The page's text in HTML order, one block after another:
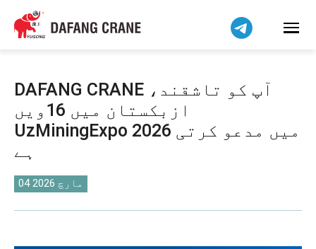
DAFANG CRANE آپ کو تاشقند،
ازبکستان میں 16ویں
UzMiningExpo 2026 میں مدعو کرتی
ہے
04 مارچ 2026
हिन्दी
Bahasa Indonesia
简体中文
বাংলা
فارسی
Pilipino
Українська
Čeština